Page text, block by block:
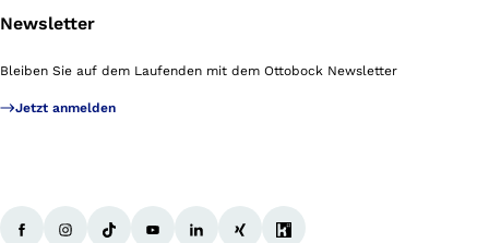
Newsletter
Bleiben Sie auf dem Laufenden mit dem Ottobock Newsletter
Jetzt anmelden